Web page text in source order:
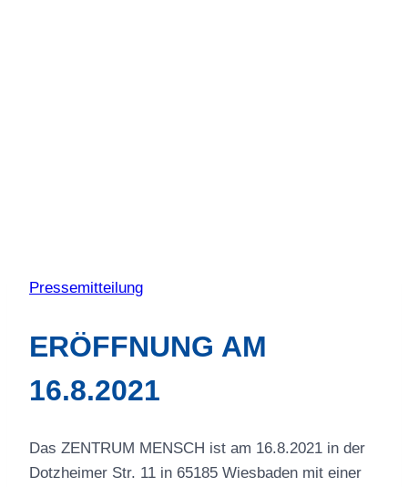
Pressemitteilung
ERÖFFNUNG AM
16.8.2021
Das ZENTRUM MENSCH ist am 16.8.2021 in der
Dotzheimer Str. 11 in 65185 Wiesbaden mit einer